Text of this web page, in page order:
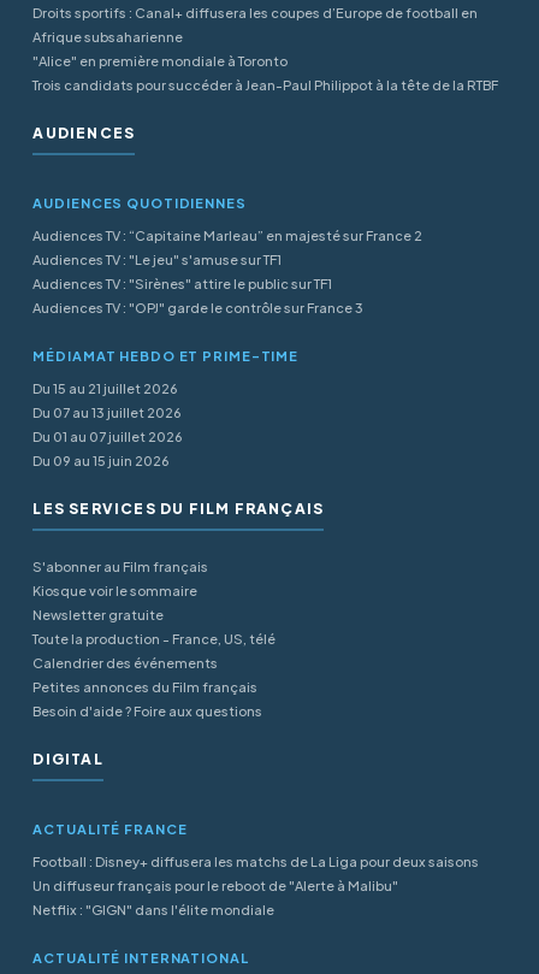
Droits sportifs : Canal+ diffusera les coupes d’Europe de football en
Afrique subsaharienne
"Alice" en première mondiale à Toronto
Trois candidats pour succéder à Jean-Paul Philippot à la tête de la RTBF
AUDIENCES
AUDIENCES QUOTIDIENNES
Audiences TV : “Capitaine Marleau” en majesté sur France 2
Audiences TV : "Le jeu" s'amuse sur TF1
Audiences TV : "Sirènes" attire le public sur TF1
Audiences TV : "OPJ" garde le contrôle sur France 3
MÉDIAMAT HEBDO ET PRIME-TIME
Du 15 au 21 juillet 2026
Du 07 au 13 juillet 2026
Du 01 au 07 juillet 2026
Du 09 au 15 juin 2026
LES SERVICES DU FILM FRANÇAIS
S'abonner au Film français
Kiosque voir le sommaire
Newsletter gratuite
Toute la production - France, US, télé
Calendrier des événements
Petites annonces du Film français
Besoin d'aide ? Foire aux questions
DIGITAL
ACTUALITÉ FRANCE
Football : Disney+ diffusera les matchs de La Liga pour deux saisons
Un diffuseur français pour le reboot de "Alerte à Malibu"
Netflix : "GIGN" dans l'élite mondiale
ACTUALITÉ INTERNATIONAL